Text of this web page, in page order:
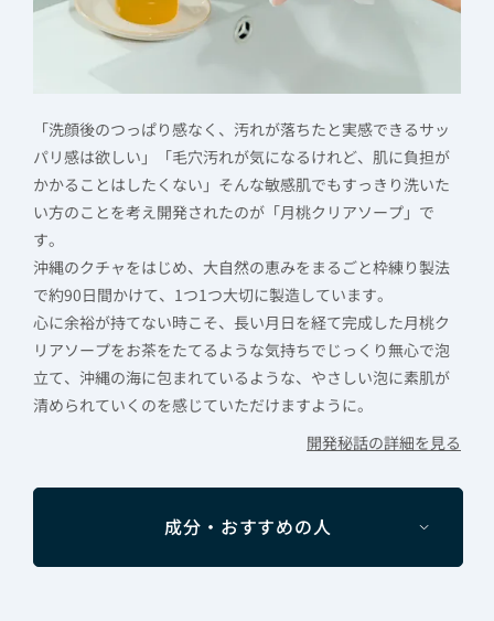
「洗顔後のつっぱり感なく、汚れが落ちたと実感できるサッ
パリ感は欲しい」「毛穴汚れが気になるけれど、肌に負担が
かかることはしたくない」そんな敏感肌でもすっきり洗いた
い方のことを考え開発されたのが「月桃クリアソープ」で
す。
沖縄のクチャをはじめ、大自然の恵みをまるごと枠練り製法
で約90日間かけて、1つ1つ大切に製造しています。
心に余裕が持てない時こそ、長い月日を経て完成した月桃ク
リアソープをお茶をたてるような気持ちでじっくり無心で泡
立て、沖縄の海に包まれているような、やさしい泡に素肌が
清められていくのを感じていただけますように。
開発秘話の詳細を見る
成分・おすすめの人